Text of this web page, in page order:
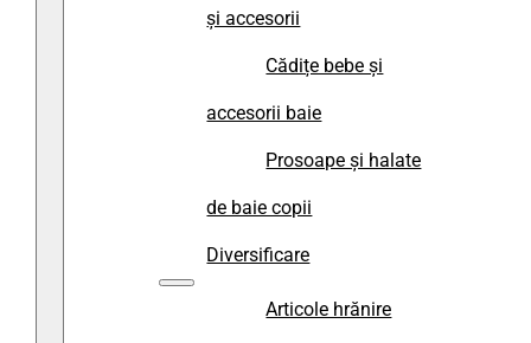
și accesorii
Cădițe bebe și
accesorii baie
Prosoape și halate
de baie copii
Diversificare
Articole hrănire